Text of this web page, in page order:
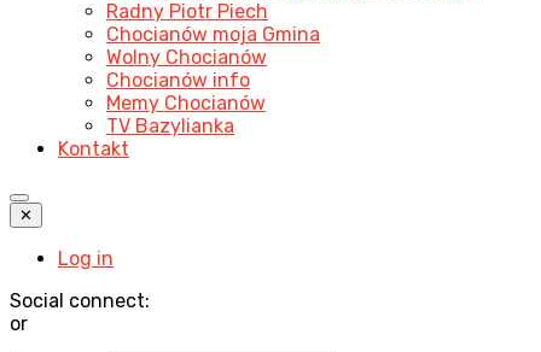
Radny Piotr Piech
Chocianów moja Gmina
Wolny Chocianów
Chocianów info
Memy Chocianów
TV Bazylianka
Kontakt
✕
Log in
Social connect:
or